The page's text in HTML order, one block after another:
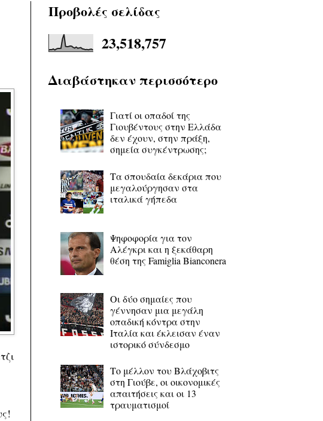
Προβολές σελίδας
23,518,757
Διαβάστηκαν περισσότερο
Γιατί οι οπαδοί της
Γιουβέντους στην Ελλάδα
δεν έχουν, στην πράξη,
σημεία συγκέντρωσης;
Τα σπουδαία δεκάρια που
μεγαλούργησαν στα
ιταλικά γήπεδα
Ψηφοφορία για τον
Αλέγκρι και η ξεκάθαρη
θέση της Famiglia Bianconera
Οι δύο σημαίες που
γέννησαν μια μεγάλη
οπαδική κόντρα στην
Ιταλία και έκλεισαν έναν
ιστορικό σύνδεσμο
Το μέλλον του Βλάχοβιτς
στη Γιούβε, οι οικονομικές
απαιτήσεις και οι 13
τραυματισμοί